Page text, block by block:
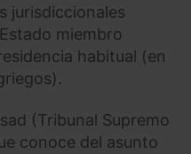
jurisdiccionales
miembro
habitual (en
(Tribunal Supremo
conoce del asunto